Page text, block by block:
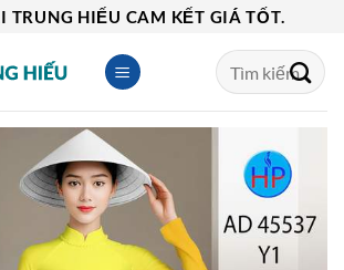
TRUNG HIẾU CAM KẾT GIÁ TỐT.
Tìm
kiếm: